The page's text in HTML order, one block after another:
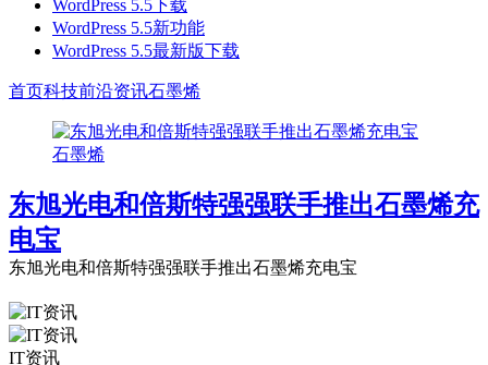
WordPress 5.5下载
WordPress 5.5新功能
WordPress 5.5最新版下载
首页科技前沿资讯石墨烯
石墨烯
东旭光电和倍斯特强强联手推出石墨烯充
电宝
东旭光电和倍斯特强强联手推出石墨烯充电宝
IT资讯